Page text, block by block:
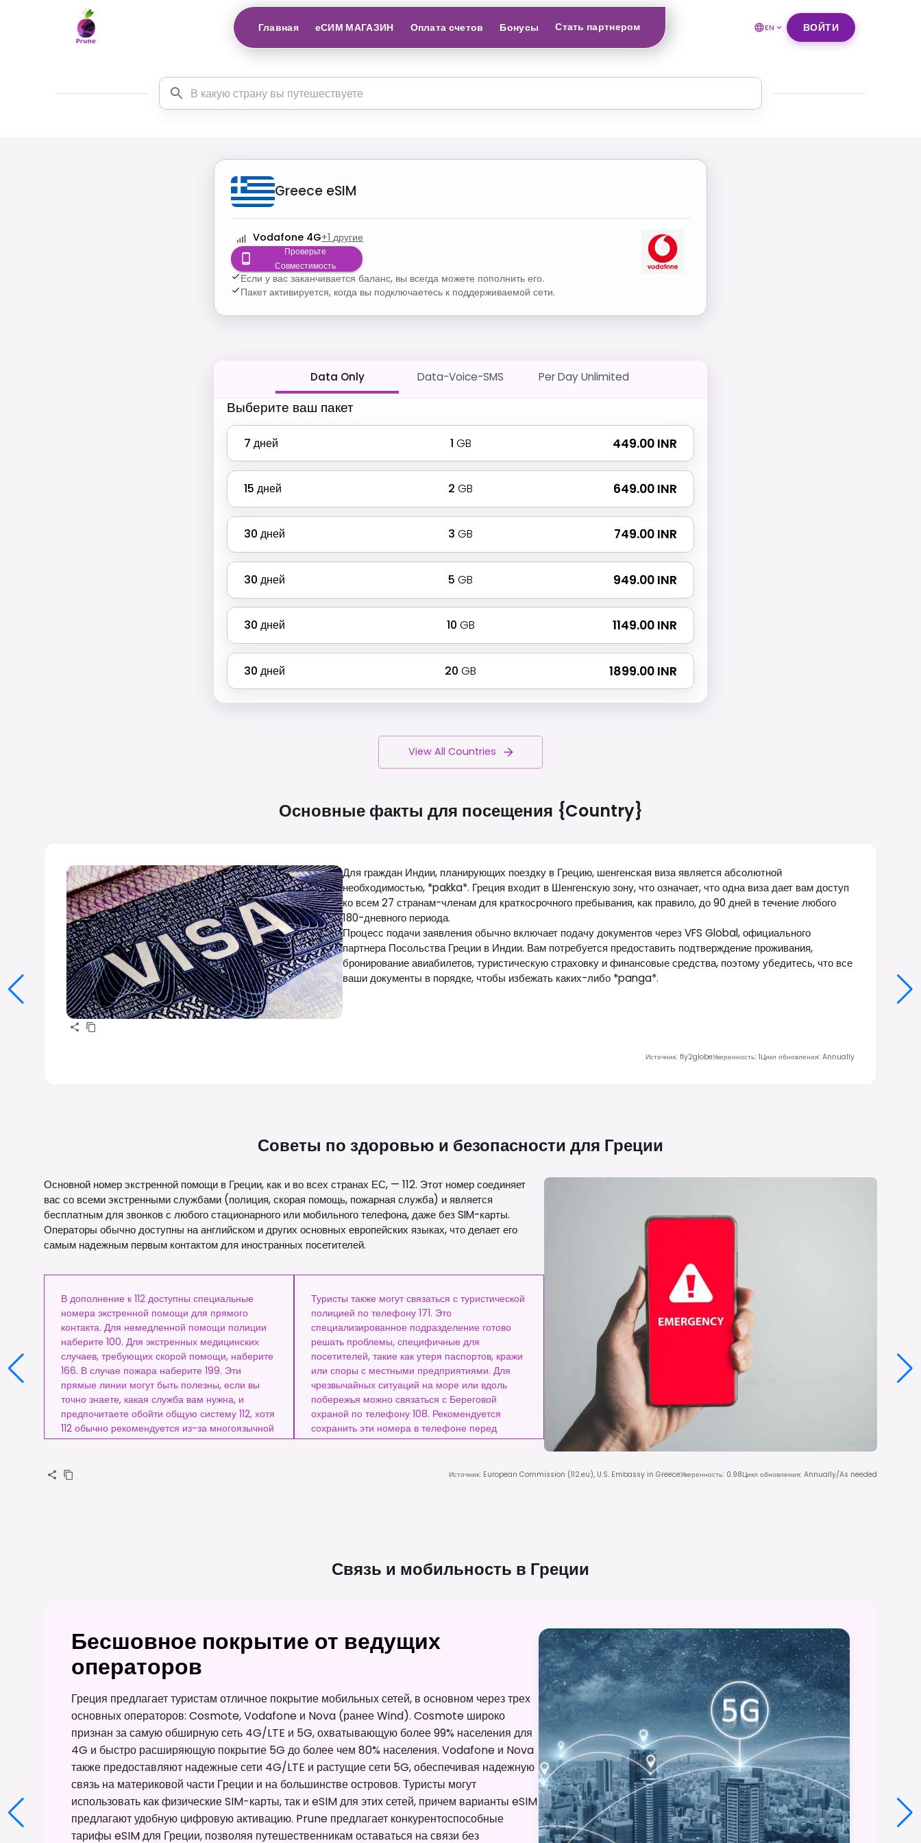
Главная еСИМ МАГАЗИН Оплата счетов Бонусы Стать партнером EN ВОЙТИ
Greece eSIM
Vodafone 4G+1 другие
Проверьте
Совместимость
Если у вас заканчивается баланс, вы всегда можете пополнить его.
Пакет активируется, когда вы подключаетесь к поддерживаемой сети.
Data Only Data-Voice-SMS Per Day Unlimited
Выберите ваш пакет
7 дней 1 GB ₹ 449.00 INR
15 дней 2 GB ₹ 649.00 INR
30 дней 3 GB ₹ 749.00 INR
30 дней 5 GB ₹ 949.00 INR
30 дней 10 GB ₹ 1149.00 INR
30 дней 20 GB ₹ 1899.00 INR
View All Countries
Основные факты для посещения {country}
Для граждан Индии, планирующих поездку в Грецию, шенгенская виза является абсолютной
необходимостью, *pakka*. Греция входит в Шенгенскую зону, что означает, что одна виза дает вам доступ
ко всем 27 странам-членам для краткосрочного пребывания, как правило, до 90 дней в течение любого
180-дневного периода.
Процесс подачи заявления обычно включает подачу документов через VFS Global, официального
партнера Посольства Греции в Индии. Вам потребуется предоставить подтверждение проживания,
бронирование авиабилетов, туристическую страховку и финансовые средства, поэтому убедитесь, что все
ваши документы в порядке, чтобы избежать каких-либо *panga*.
Источник: fly2globeУверенность: 1Цикл обновления: Annually
Советы по здоровью и безопасности для Греции
Основной номер экстренной помощи в Греции, как и во всех странах ЕС, — 112. Этот номер соединяет
вас со всеми экстренными службами (полиция, скорая помощь, пожарная служба) и является
бесплатным для звонков с любого стационарного или мобильного телефона, даже без SIM-карты.
Операторы обычно доступны на английском и других основных европейских языках, что делает его
самым надежным первым контактом для иностранных посетителей.
В дополнение к 112 доступны специальные
номера экстренной помощи для прямого
контакта. Для немедленной помощи полиции
наберите 100. Для экстренных медицинских
случаев, требующих скорой помощи, наберите
166. В случае пожара наберите 199. Эти
прямые линии могут быть полезны, если вы
точно знаете, какая служба вам нужна, и
предпочитаете обойти общую систему 112, хотя
112 обычно рекомендуется из-за многоязычной
поддержки и всестороннего охвата.
Туристы также могут связаться с туристической
полицией по телефону 171. Это
специализированное подразделение готово
решать проблемы, специфичные для
посетителей, такие как утеря паспортов, кражи
или споры с местными предприятиями. Для
чрезвычайных ситуаций на море или вдоль
побережья можно связаться с Береговой
охраной по телефону 108. Рекомендуется
сохранить эти номера в телефоне перед
поездкой.
Источник: European Commission (112.eu), U.S. Embassy in GreeceУверенность: 0.98Цикл обновления: Annually/As needed
Связь и мобильность в Греции
Бесшовное покрытие от ведущих
операторов
Греция предлагает туристам отличное покрытие мобильных сетей, в основном через трех
основных операторов: Cosmote, Vodafone и Nova (ранее Wind). Cosmote широко
признан за самую обширную сеть 4G/LTE и 5G, охватывающую более 99% населения для
4G и быстро расширяющую покрытие 5G до более чем 80% населения. Vodafone и Nova
также предоставляют надежные сети 4G/LTE и растущие сети 5G, обеспечивая надежную
связь на материковой части Греции и на большинстве островов. Туристы могут
использовать как физические SIM-карты, так и eSIM для этих сетей, причем варианты eSIM
предлагают удобную цифровую активацию. Prune предлагает конкурентоспособные
тарифы eSIM для Греции, позволяя путешественникам оставаться на связи без